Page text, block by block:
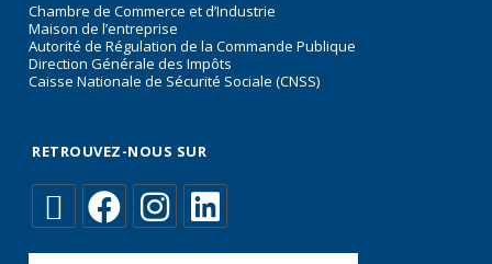
Chambre de Commerce et d’Industrie
Maison de l’entreprise
Autorité de Régulation de la Commande Publique
Direction Générale des Impôts
Caisse Nationale de Sécurité Sociale (CNSS)
RETROUVEZ-NOUS SUR